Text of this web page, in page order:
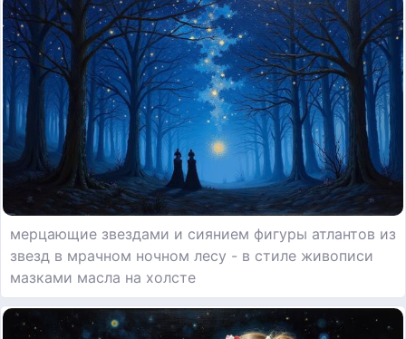
мерцающие звездами и сиянием фигуры атлантов из
звезд в мрачном ночном лесу - в стиле живописи
мазками масла на холсте